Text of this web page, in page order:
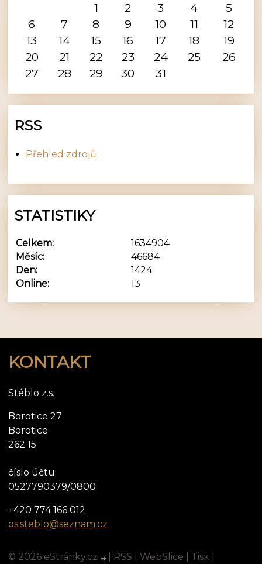
1
2 3 4
5
6
7 8 9 10 11
12
13
14 15 16 17 18
19
20
21 22 23 24 25
26
27
28 29 30 31
RSS
Přehled zdrojů
STATISTIKY
Online: 13
Celkem:
1634904
Měsíc:
46684
Den:
1424
KONTAKT
Stéblo z.s.
Borotice 27
Borotice
262 15
číslo účtu:
0527790379/0800
+420 774 166 012
os.steblo@seznam.cz
© 2026 eStránky.cz RSS WebSlice Tisk